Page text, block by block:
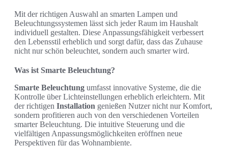
Mit der richtigen Auswahl an smarten Lampen und
Beleuchtungssystemen lässt sich jeder Raum im Haushalt
individuell gestalten. Diese Anpassungsfähigkeit verbessert
den Lebensstil erheblich und sorgt dafür, dass das Zuhause
nicht nur schön beleuchtet, sondern auch smarter wird.
Was ist Smarte Beleuchtung?
Smarte Beleuchtung umfasst innovative Systeme, die die
Kontrolle über Lichteinstellungen erheblich erleichtern. Mit
der richtigen Installation genießen Nutzer nicht nur Komfort,
sondern profitieren auch von den verschiedenen Vorteilen
smarter Beleuchtung. Die intuitive Steuerung und die
vielfältigen Anpassungsmöglichkeiten eröffnen neue
Perspektiven für das Wohnambiente.